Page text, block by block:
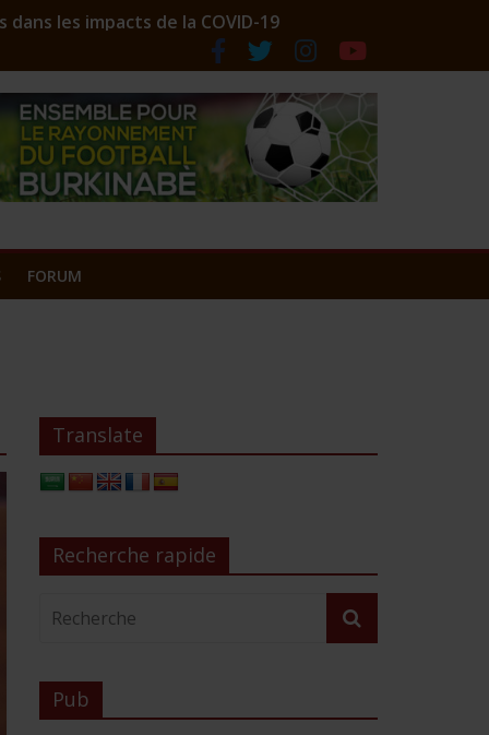
les impacts de la COVID-19
des comptoirs lance ses couleurs
FORUM
Translate
Recherche rapide
Pub